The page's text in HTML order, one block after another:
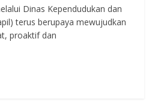
Dinas Kependudukan dan
terus berupaya mewujudkan
proaktif dan